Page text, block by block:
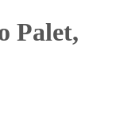
Palet,